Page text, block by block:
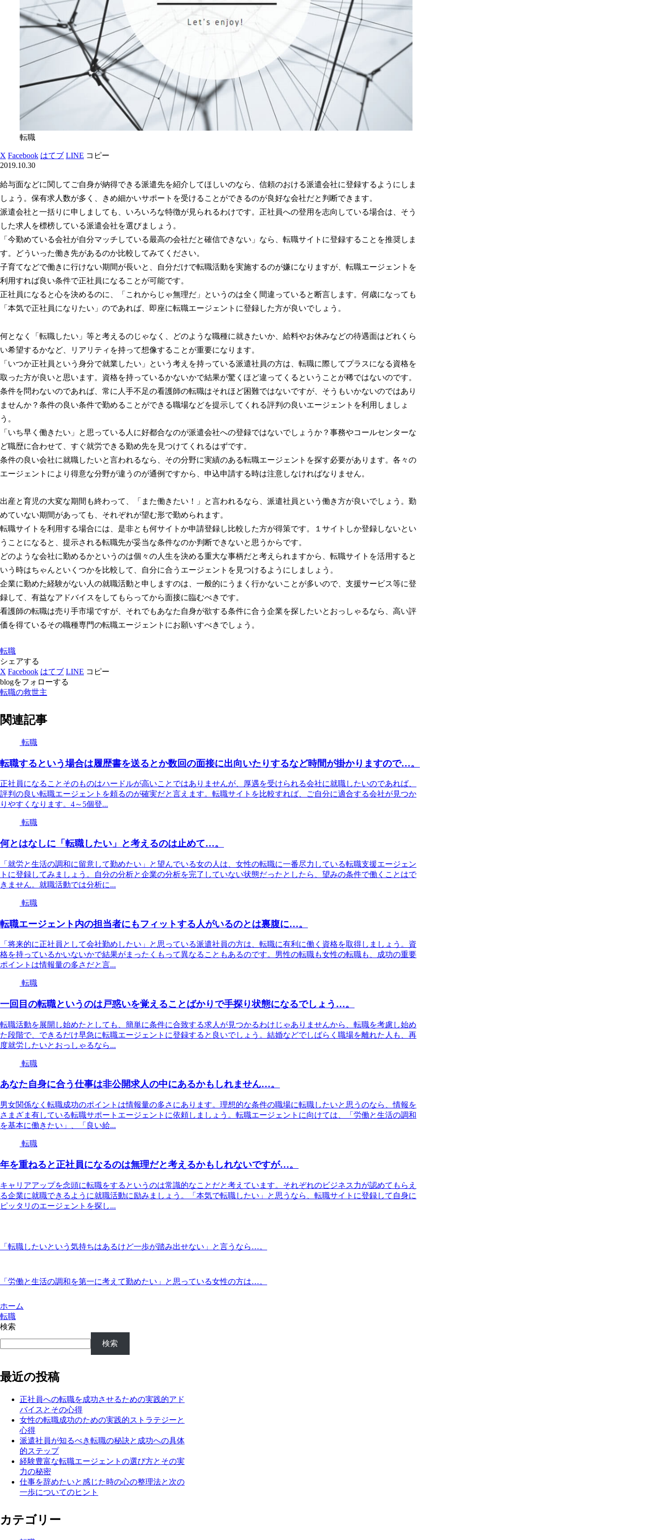
転職
X Facebook はてブ LINE コピー
2019.10.30
給与面などに関してご自身が納得できる派遣先を紹介してほしいのなら、信頼のおける派遣会社に登録するようにしま
しょう。保有求人数が多く、きめ細かいサポートを受けることができるのが良好な会社だと判断できます。
派遣会社と一括りに申しましても、いろいろな特徴が見られるわけです。正社員への登用を志向している場合は、そう
した求人を標榜している派遣会社を選びましょう。
「今勤めている会社が自分マッチしている最高の会社だと確信できない」なら、転職サイトに登録することを推奨しま
す。どういった働き先があるのか比較してみてください。
子育てなどで働きに行けない期間が長いと、自分だけで転職活動を実施するのが嫌になりますが、転職エージェントを
利用すれば良い条件で正社員になることが可能です。
正社員になると心を決めるのに、「これからじゃ無理だ」というのは全く間違っていると断言します。何歳になっても
「本気で正社員になりたい」のであれば、即座に転職エージェントに登録した方が良いでしょう。
何となく「転職したい」等と考えるのじゃなく、どのような職種に就きたいか、給料やお休みなどの待遇面はどれくら
い希望するかなど、リアリティを持って想像することが重要になります。
「いつか正社員という身分で就業したい」という考えを持っている派遣社員の方は、転職に際してプラスになる資格を
取った方が良いと思います。資格を持っているかないかで結果が驚くほど違ってくるということが稀ではないのです。
条件を問わないのであれば、常に人手不足の看護師の転職はそれほど困難ではないですが、そうもいかないのではあり
ませんか？条件の良い条件で勤めることができる職場などを提示してくれる評判の良いエージェントを利用しましょ
う。
「いち早く働きたい」と思っている人に好都合なのが派遣会社への登録ではないでしょうか？事務やコールセンターな
ど職歴に合わせて、すぐ就労できる勤め先を見つけてくれるはずです。
条件の良い会社に就職したいと言われるなら、その分野に実績のある転職エージェントを探す必要があります。各々の
エージェントにより得意な分野が違うのが通例ですから、申込申請する時は注意しなければなりません。
出産と育児の大変な期間も終わって、「また働きたい！」と言われるなら、派遣社員という働き方が良いでしょう。勤
めていない期間があっても、それぞれが望む形で勤められます。
転職サイトを利用する場合には、是非とも何サイトか申請登録し比較した方が得策です。１サイトしか登録しないとい
うことになると、提示される転職先が妥当な条件なのか判断できないと思うからです。
どのような会社に勤めるかというのは個々の人生を決める重大な事柄だと考えられますから、転職サイトを活用すると
いう時はちゃんといくつかを比較して、自分に合うエージェントを見つけるようにしましょう。
企業に勤めた経験がない人の就職活動と申しますのは、一般的にうまく行かないことが多いので、支援サービス等に登
録して、有益なアドバイスをしてもらってから面接に臨むべきです。
看護師の転職は売り手市場ですが、それでもあなた自身が欲する条件に合う企業を探したいとおっしゃるなら、高い評
価を得ているその職種専門の転職エージェントにお願いすべきでしょう。
転職
シェアする
X Facebook はてブ LINE コピー
blogをフォローする
転職の救世主
関連記事
転職
転職するという場合は履歴書を送るとか数回の面接に出向いたりするなど時間が掛かりますので…。
正社員になることそのものはハードルが高いことではありませんが、厚遇を受けられる会社に就職したいのであれば、
評判の良い転職エージェントを頼るのが確実だと言えます。転職サイトを比較すれば、ご自分に適合する会社が見つか
りやすくなります。4～5個登...
転職
何とはなしに「転職したい」と考えるのは止めて…。
「就労と生活の調和に留意して勤めたい」と望んでいる女の人は、女性の転職に一番尽力している転職支援エージェン
トに登録してみましょう。自分の分析と企業の分析を完了していない状態だったとしたら、望みの条件で働くことはで
きません。就職活動では分析に...
転職
転職エージェント内の担当者にもフィットする人がいるのとは裏腹に…。
「将来的に正社員として会社勤めしたい」と思っている派遣社員の方は、転職に有利に働く資格を取得しましょう。資
格を持っているかいないかで結果がまったくもって異なることもあるのです。男性の転職も女性の転職も、成功の重要
ポイントは情報量の多さだと言...
転職
一回目の転職というのは戸惑いを覚えることばかりで手探り状態になるでしょう…。
転職活動を展開し始めたとしても、簡単に条件に合致する求人が見つかるわけじゃありませんから、転職を考慮し始め
た段階で、できるだけ早急に転職エージェントに登録すると良いでしょう。結婚などでしばらく職場を離れた人も、再
度就労したいとおっしゃるなら...
転職
あなた自身に合う仕事は非公開求人の中にあるかもしれません…。
男女関係なく転職成功のポイントは情報量の多さにあります。理想的な条件の職場に転職したいと思うのなら、情報を
さまざま有している転職サポートエージェントに依頼しましょう。転職エージェントに向けては、「労働と生活の調和
を基本に働きたい」、「良い給...
転職
年を重ねると正社員になるのは無理だと考えるかもしれないですが…。
キャリアアップを念頭に転職をするというのは常識的なことだと考えています。それぞれのビジネス力が認めてもらえ
る企業に就職できるように就職活動に励みましょう。「本気で転職したい」と思うなら、転職サイトに登録して自身に
ピッタリのエージェントを探し...
「転職したいという気持ちはあるけど一歩が踏み出せない」と言うなら…。
「労働と生活の調和を第一に考えて勤めたい」と思っている女性の方は…。
ホーム
転職
検索
検索
最近の投稿
正社員への転職を成功させるための実践的アド
バイスとその心得
女性の転職成功のための実践的ストラテジーと
心得
派遣社員が知るべき転職の秘訣と成功への具体
的ステップ
経験豊富な転職エージェントの選び方とその実
力の秘密
仕事を辞めたいと感じた時の心の整理法と次の
一歩についてのヒント
カテゴリー